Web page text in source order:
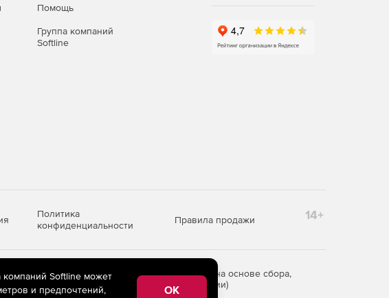
Помощь
Группа компаний
Softline
Политика
конфиденциальности
Правила продажи 14+
технологии предоставления информации на основе сбора,
на территории Российской Федерации)
компаний Softline может
и предпочтений, OK